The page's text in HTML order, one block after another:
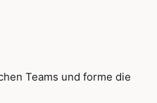
Teams und forme die